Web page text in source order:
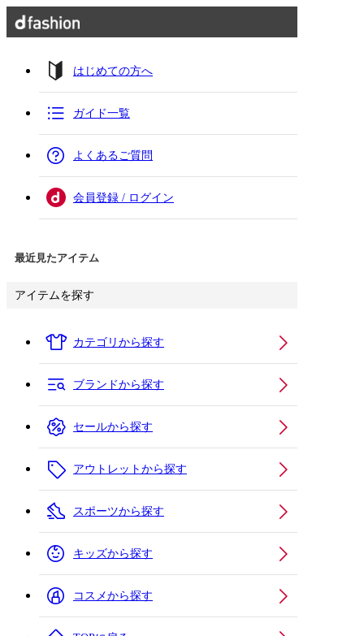
はじめての方へ
ガイド一覧
よくあるご質問
会員登録 / ログイン
最近見たアイテム
アイテムを探す
カテゴリから探す
ブランドから探す
セールから探す
アウトレットから探す
スポーツから探す
キッズから探す
コスメから探す